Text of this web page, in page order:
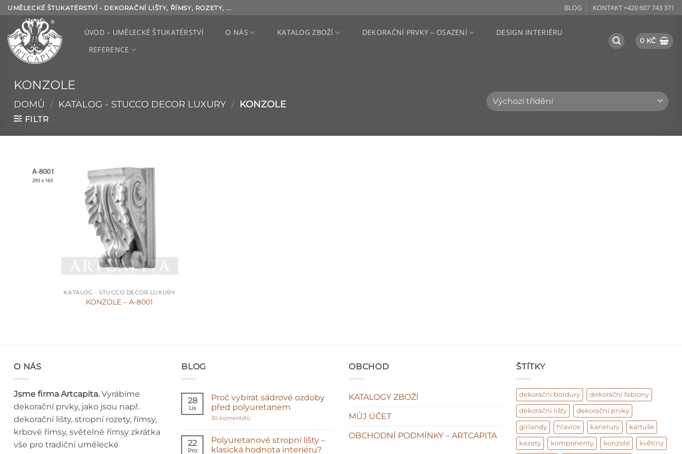
Přeskočit
na
obsah
UMĚLECKÉ ŠTUKATÉRSTVÍ - DEKORAČNÍ LIŠTY, ŘÍMSY, ROZETY, ... BLOG KONTAKT +420 607 743 371
ÚVOD – UMĚLECKÉ ŠTUKATÉRSTVÍ O NÁS KATALOG ZBOŽÍ DEKORAČNÍ PRVKY – OSAZENÍ
DESIGN INTERIÉRU
REFERENCE
0 KČ
KONZOLE
DOMŮ / KATALOG - STUCCO DECOR LUXURY / KONZOLE
FILTR
KATALOG - STUCCO DECOR LUXURY
KONZOLE – A-8001
O NÁS
Jsme firma Artcapita. Vyrábíme
dekorační prvky, jako jsou např.
dekorační lišty, stropní rozety, římsy,
krbové římsy, světelné římsy zkrátka
vše pro tradiční umělecké
BLOG
28
Lis
Proč vybírat sádrové ozdoby
před polyuretanem
30 komentářůu
názvem
Proč
vybírat
22
Pro
Polyuretanové stropní lišty –
klasická hodnota interiéru?
OBCHOD
KATALOGY ZBOŽÍ
MŮJ ÚČET
OBCHODNÍ PODMÍNKY – ARTCAPITA
ŠTÍTKY
dekorační bordury dekorační fabiony
dekorační lišty dekorační prvky
girlandy hlavice kanelury kartuše
kazety komponenty konzole květiny